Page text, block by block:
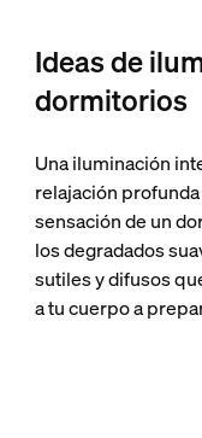
Ideas de
dormitorios
Una iluminación
relajación
sensación de un
los degradados
sutiles y difusos
a tu cuerpo a